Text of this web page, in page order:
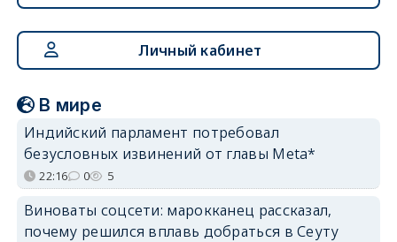
Личный кабинет
В мире
Индийский парламент потребовал
безусловных извинений от главы Meta*
22:16 0 5
Виноваты соцсети: марокканец рассказал,
почему решился вплавь добраться в Сеуту